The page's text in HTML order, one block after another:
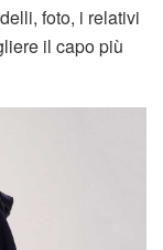
foto, i relativi
il capo più